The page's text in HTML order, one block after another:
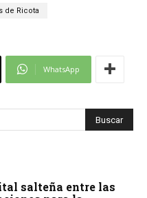
de Ricota
WhatsApp
salteña entre las